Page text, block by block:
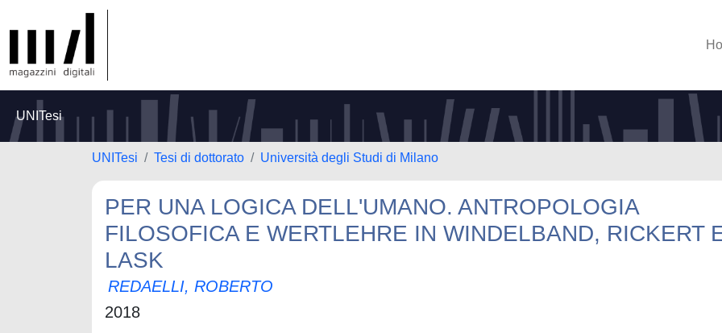
UNITesi
UNITesi Tesi di dottorato Università degli Studi di Milano
PER UNA LOGICA DELL'UMANO. ANTROPOLOGIA
FILOSOFICA E WERTLEHRE IN WINDELBAND, RICKERT
LASK
REDAELLI, ROBERTO
2018